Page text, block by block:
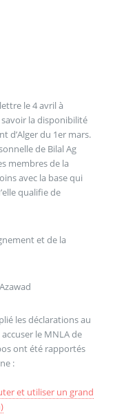
le 4 avril à
la disponibilité
d’Alger du 1er mars.
de Bilal Ag
membres de la
avec la base qui
qualifie de
et de la
les déclarations au
accuser le MNLA de
ont été rapportés
:
et utiliser un grand